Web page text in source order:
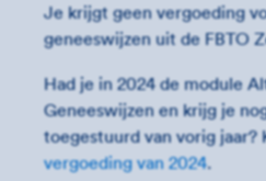
Je krijgt geen vergoeding
geneeswijzen uit deFBTO
Had je in 2024 de module
Geneeswijzen en krijg je
toegestuurd van vorig jaar?
vergoeding van 2024.